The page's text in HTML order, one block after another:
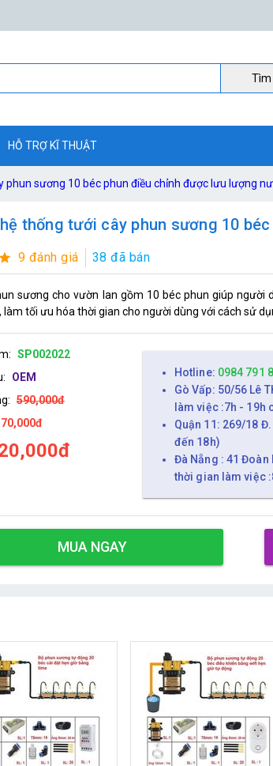
Tìm
HỖ TRỢ KĨ THUẬT
phun sương 10 béc phun điều chỉnh được lưu lượng
thống tưới cây phun sương 10
9 đánh giá 38 đã bán
sương cho vườn lan gồm 10 béc phun giúp
làm tối ưu hóa thời gian cho người dùng với cách sử
SP002022
OEM
590,000đ
Hotline: 0984 791
Gò Vấp: 50/56 Lê
làm việc :7h - 19h
Quận 11: 269/18
đến 18h)
Đà Nẵng : 41 Đoàn
thời gian làm việc
MUA NGAY